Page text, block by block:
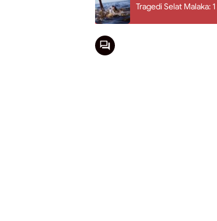
Tragedi Selat Malaka: